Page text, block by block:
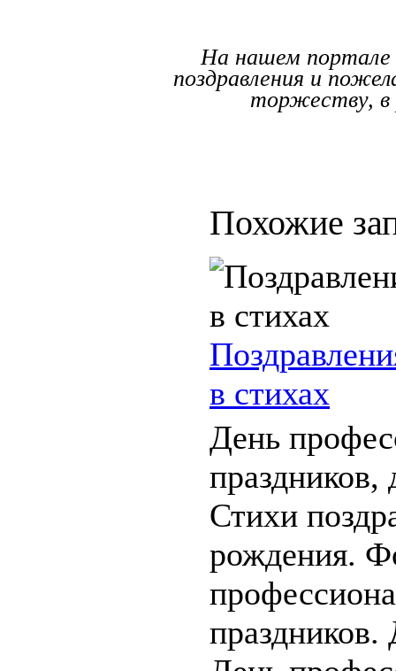
На нашем портале
поздравления и
торжеству, в
Похожие
в стихах
День
праздников,
Стихи
рождения.